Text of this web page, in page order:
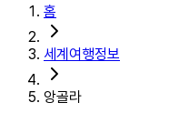
홈
세계여행정보
앙골라